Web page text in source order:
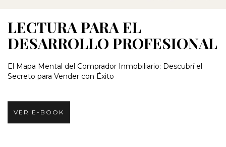
LECTURA PARA EL
DESARROLLO PROFESIONAL
El Mapa Mental del Comprador Inmobiliario: Descubrí el
Secreto para Vender con Éxito
VER E-BOOK